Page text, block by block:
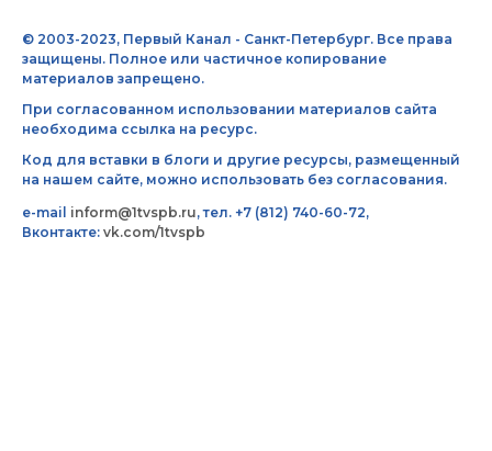
© 2003-2023, Первый Канал - Санкт-Петербург. Все права
защищены. Полное или частичное копирование
материалов запрещено.
При согласованном использовании материалов сайта
необходима ссылка на ресурс.
Код для вставки в блоги и другие ресурсы, размещенный
на нашем сайте, можно использовать без согласования.
e-mail inform@1tvspb.ru, тел. +7 (812) 740-60-72,
Вконтакте: vk.com/1tvspb